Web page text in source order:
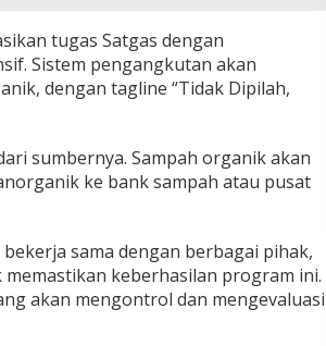
tugas Satgas dengan
Sistem pengangkutan akan
dengan tagline “Tidak Dipilah,
sumbernya. Sampah organik akan
ke bank sampah atau pusat
sama dengan berbagai pihak,
keberhasilan program ini.
akan mengontrol dan mengevaluasi